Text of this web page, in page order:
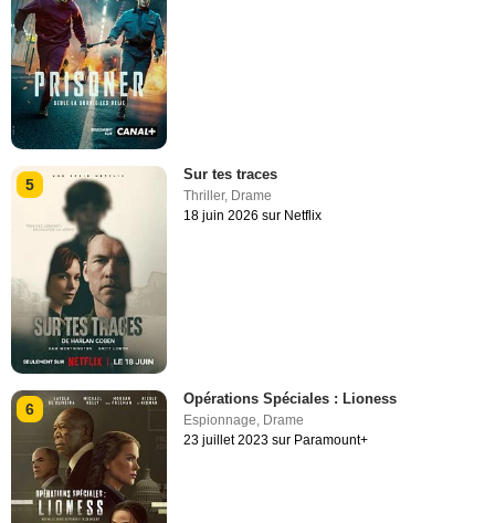
5
Sur tes traces
Thriller, Drame
18 juin 2026 sur Netflix
6
Opérations Spéciales : Lioness
Espionnage, Drame
23 juillet 2023 sur Paramount+